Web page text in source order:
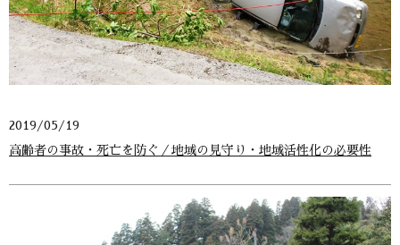
2019/05/19
高齢者の事故・死亡を防ぐ／地域の見守り・地域活性化の必要性